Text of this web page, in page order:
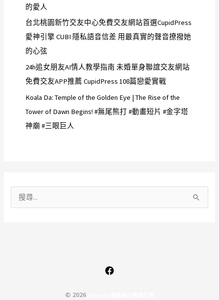
的愛人
台北桃園新竹交友中心免費交友網站首選CupidPress
愛神引擎 CUBI 隱私語音信差 用最真實的聲音撩撥她
的心弦
24h追女朋友AI情人教學指南 未婚單身聯誼交友網站
免費交友APP推薦 CupidPress 108篇戀愛實戰
Koala Da: Temple of the Golden Eye | The Rise of the
Tower of Dawn Begins! #無尾熊打 #動畫短片 #金字塔
神廟 #三眼巨人
© 2026